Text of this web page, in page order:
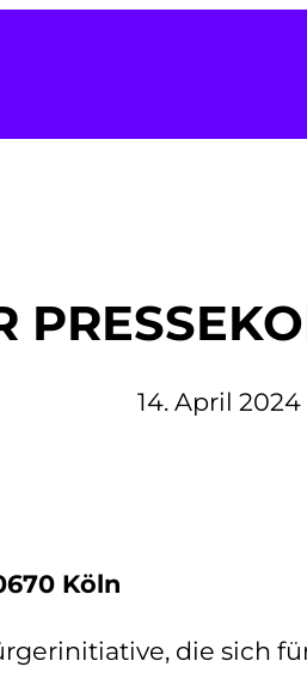
14. April 2024
Köln
die sich